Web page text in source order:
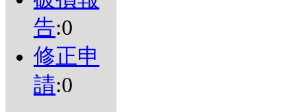
告:0
修正申
請:0